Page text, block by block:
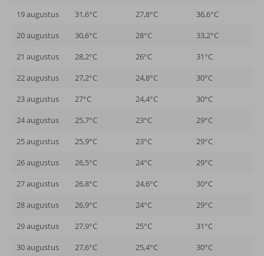
19 augustus
31,6°C 27,8°C
36,6°C
20 augustus
30,6°C 28°C
33,2°C
21 augustus
28,2°C 26°C
31°C
22 augustus
27,2°C 24,8°C
30°C
23 augustus
27°C 24,4°C
30°C
24 augustus
25,7°C 23°C
29°C
25 augustus
25,9°C 23°C
29°C
26 augustus
26,5°C 24°C
29°C
27 augustus
26,8°C 24,6°C
30°C
28 augustus
26,9°C 24°C
29°C
29 augustus
27,9°C 25°C
31°C
30 augustus
27,6°C 25,4°C
30°C